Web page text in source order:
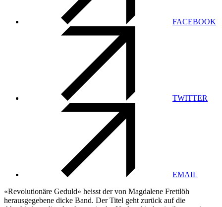
FACEBOOK
TWITTER
EMAIL
«Revolutionäre Geduld» heisst der von Magdalene Frettlöh
herausgegebene dicke Band. Der Titel geht zurück auf die